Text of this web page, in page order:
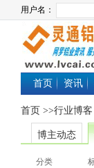
首页 资讯
首页 >>行业博客
博主动态
分类